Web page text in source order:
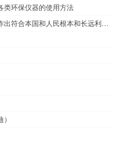
类环保仪器的使用方法
外交部：望危地马拉新政府作出符合本国和人民根本和长远利益的正确决断